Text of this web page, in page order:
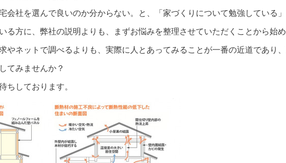
会社を選んで良いのか分からない。と、「家づくりについて勉強している
る方に、弊社の説明よりも、まずお悩みを整理させていただくことから始め
やネットで調べるよりも、実際に人とあってみることが一番の近道であり、
てみませんか？
ちしております。